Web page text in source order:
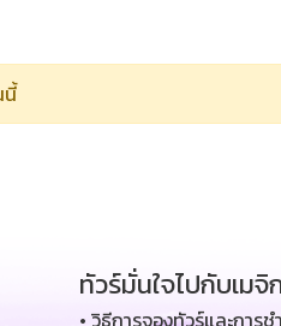
นี้
ทัวร์มั่นใจไปกับเม
• วิธีการจองทัวร์และการช